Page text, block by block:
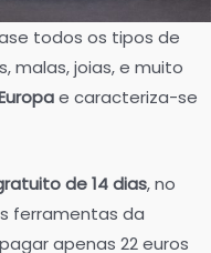
todos os tipos de
malas, joias, e muito
e caracteriza-se
de 14 dias, no
ferramentas da
apenas 22 euros